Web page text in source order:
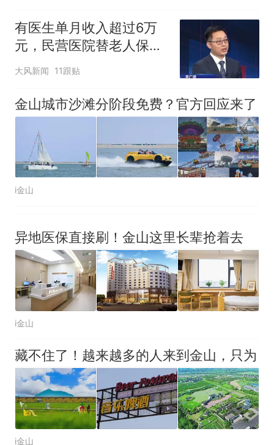
有医生单月收入超过6万
元，民营医院替老人保管
医保卡套走300万国家医
大风新闻 11跟贴
金山城市沙滩分阶段免费？官方回应来了
i金山
异地医保直接刷！金山这里长辈抢着去
i金山
藏不住了！越来越多的人来到金山，只为
i金山